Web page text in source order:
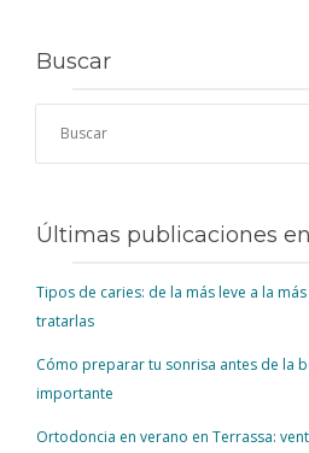
Buscar
Últimas publicaciones
Tipos de caries: de la más leve a la
tratarlas
Cómo preparar tu sonrisa antes de la
importante
Ortodoncia en verano en Terrassa: